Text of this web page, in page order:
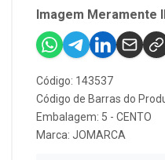
Imagem Meramente
Código: 143537
Código de Barras do
Embalagem: 5 - CENTO
Marca: JOMARCA